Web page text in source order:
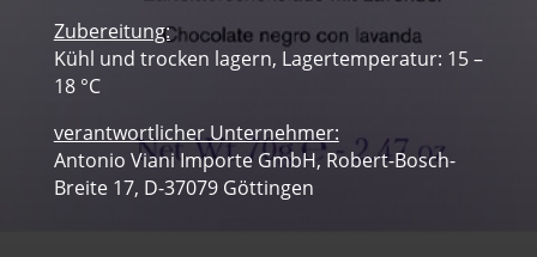
Zubereitung:
Kühl und trocken lagern, Lagertemperatur: 15 –
18 °C
verantwortlicher Unternehmer:
Antonio Viani Importe GmbH, Robert-Bosch-
Breite 17, D-37079 Göttingen